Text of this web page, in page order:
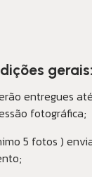
gerais:
entregues
fotográfica;
5 fotos )